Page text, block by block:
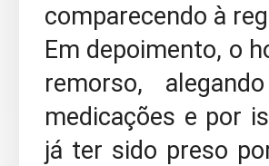
comparecendo à
Em depoimento, o
remorso,
medicações e por
já ter sido preso